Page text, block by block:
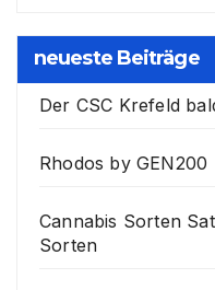
neueste Beiträge
Der CSC Krefeld
Rhodos by GEN200
Cannabis Sorten
Sorten